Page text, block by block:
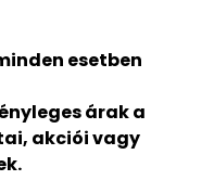
esetben
árak a
akciói vagy